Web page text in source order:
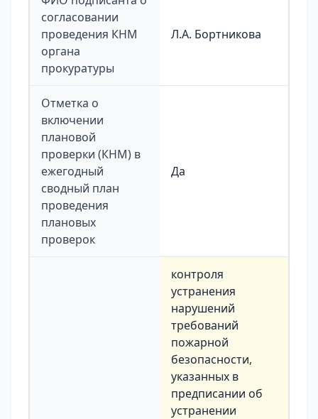
согласовании
проведения КНМ
органа
прокуратуры
Л.А. Бортникова
Отметка о
включении
плановой
проверки (КНМ) в
ежегодный
сводный план
проведения
плановых
проверок
Да
контроля
устранения
нарушений
требований
пожарной
безопасности,
указанных в
предписании об
устранении